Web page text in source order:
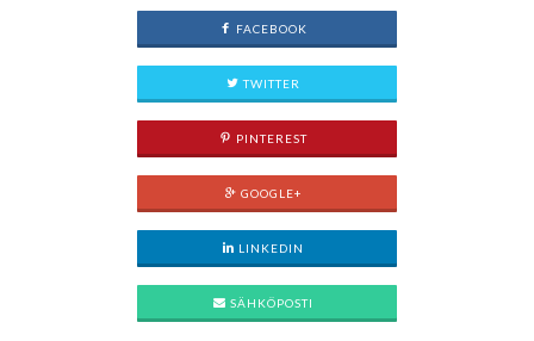
FACEBOOK
TWITTER
PINTEREST
GOOGLE+
LINKEDIN
SÄHKÖPOSTI